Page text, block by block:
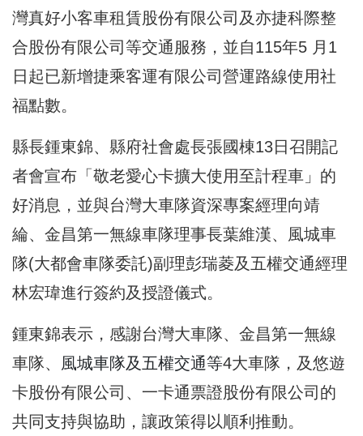
灣真好小客車租賃股份有限公司及亦捷科際整
合股份有限公司等交通服務，並自115年5 月1
日起已新增捷乘客運有限公司營運路線使用社
福點數。
縣長鍾東錦、縣府社會處長張國棟13日召開記
者會宣布「敬老愛心卡擴大使用至計程車」的
好消息，並與台灣大車隊資深專案經理向靖
綸、金昌第一無線車隊理事長葉維漢、風城車
隊(大都會車隊委託)副理彭瑞菱及五權交通經理
林宏瑋進行簽約及授證儀式。
鍾東錦表示，感謝台灣大車隊、金昌第一無線
車隊、 風城車隊及五權交通等4大車隊，及悠遊
卡股份有限公司、一卡通票證股份有限公司的
共同支持與協助，讓政策得以順利推動。